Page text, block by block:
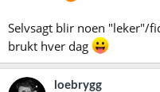
Selvsagt blir noen "leker"/
brukt hver dag
loebrygg